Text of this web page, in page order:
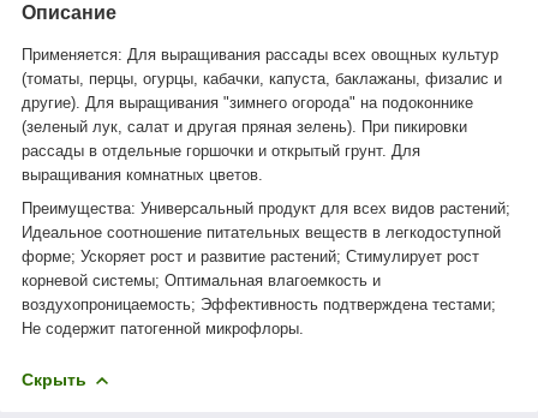
Описание
Применяется: Для выращивания рассады всех овощных культур
(томаты, перцы, огурцы, кабачки, капуста, баклажаны, физалис и
другие). Для выращивания "зимнего огорода" на подоконнике
(зеленый лук, салат и другая пряная зелень). При пикировки
рассады в отдельные горшочки и открытый грунт. Для
выращивания комнатных цветов.
Преимущества: Универсальный продукт для всех видов растений;
Идеальное соотношение питательных веществ в легкодоступной
форме; Ускоряет рост и развитие растений; Стимулирует рост
корневой системы; Оптимальная влагоемкость и
воздухопроницаемость; Эффективность подтверждена тестами;
Не содержит патогенной микрофлоры.
Скрыть